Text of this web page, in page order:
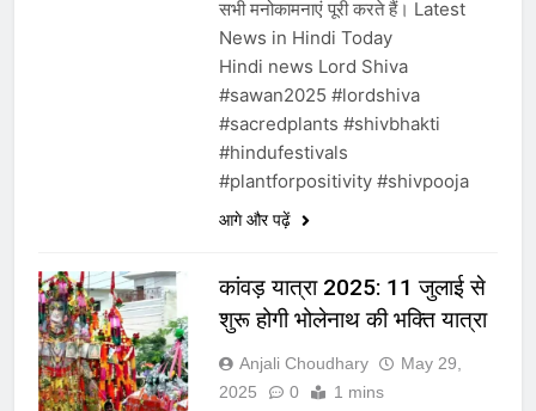
सभी मनोकामनाएं पूरी करते हैं। Latest
News in Hindi Today
Hindi news Lord Shiva
#sawan2025 #lordshiva
#sacredplants #shivbhakti
#hindufestivals
#plantforpositivity #shivpooja
आगे और पढ़ें
कांवड़ यात्रा 2025: 11 जुलाई से
शुरू होगी भोलेनाथ की भक्ति यात्रा
Anjali Choudhary
May 29,
2025
0 1 mins